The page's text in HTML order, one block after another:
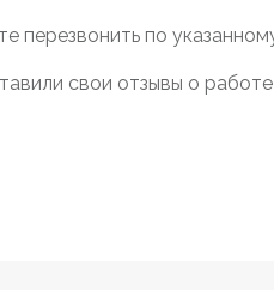
перезвонить по
свои отзывы о